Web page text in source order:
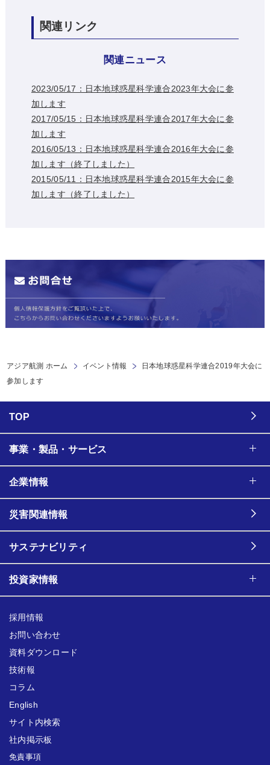
関連リンク
関連ニュース
2023/05/17：日本地球惑星科学連合2023年大会に参
加します
2017/05/15：日本地球惑星科学連合2017年大会に参
加します
2016/05/13：日本地球惑星科学連合2016年大会に参
加します（終了しました）
2015/05/11：日本地球惑星科学連合2015年大会に参
加します（終了しました）
アジア航測 ホーム イベント情報
日本地球惑星科学連合2019年大会に
参加します
TOP
事業・製品・サービス
企業情報
災害関連情報
サステナビリティ
投資家情報
採用情報
お問い合わせ
資料ダウンロード
技術報
コラム
English
サイト内検索
社内掲示板
免責事項